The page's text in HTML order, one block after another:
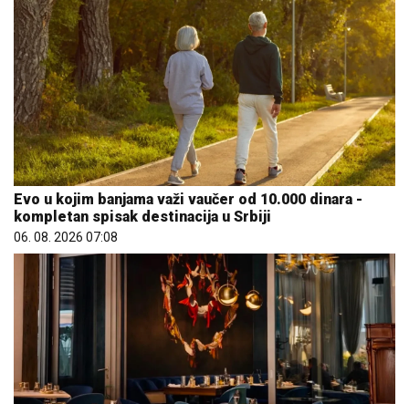
Evo u kojim banjama važi vaučer od 10.000 dinara -
kompletan spisak destinacija u Srbiji
06. 08. 2026 07:08